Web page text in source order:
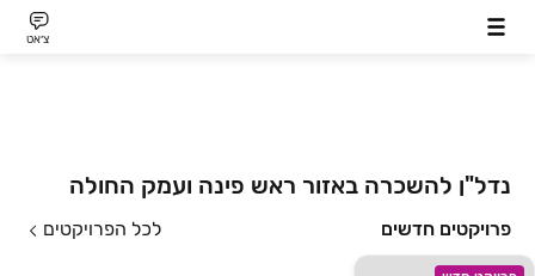
צ׳אט
נדל"ן להשכרה באזור ראש פינה ועמק החולה
פרויקטים חדשים לכל הפרויקטים